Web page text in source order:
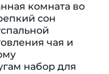
комната во
сон
чая и
набор для